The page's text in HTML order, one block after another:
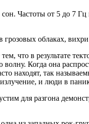
Частоты от 5 до 7
облаках,
что в результате
Когда она
находят, так
и люди в
для разгона